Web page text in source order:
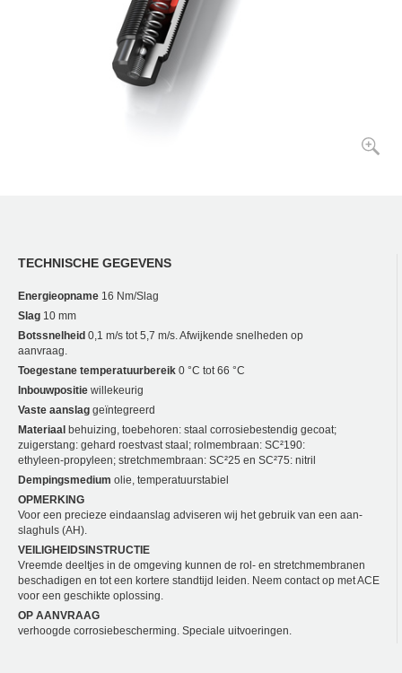
TECHNISCHE GEGEVENS
Energieopname 16 Nm/Slag
Slag 10 mm
Botssnelheid 0,1 m/s tot 5,7 m/s. Afwijkende snelheden op
aanvraag.
Toegestane temperatuurbereik 0 °C tot 66 °C
Inbouwpositie willekeurig
Vaste aanslag geïntegreerd
Materiaal behuizing, toebehoren: staal corrosiebestendig gecoat;
zuigerstang: gehard roestvast staal; rolmembraan: SC²190:
ethyleen-propyleen; stretchmembraan: SC²25 en SC²75: nitril
Dempingsmedium olie, temperatuurstabiel
OPMERKING
Voor een precieze eindaanslag adviseren wij het gebruik van een aan­
slaghuls (AH).
VEILIGHEIDSINSTRUCTIE
Vreemde deeltjes in de omgeving kunnen de rol- en stretchmembranen
beschadigen en tot een kortere standtijd leiden. Neem contact op met ACE
voor een geschikte oplossing.
OP AANVRAAG
verhoogde corrosiebescherming. Speciale uitvoeringen.